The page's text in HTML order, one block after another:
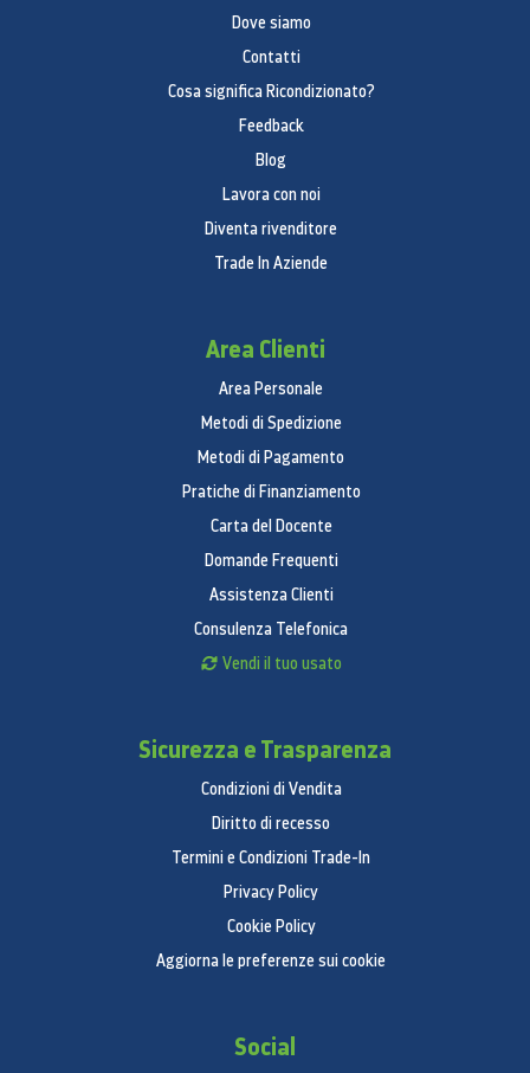
Dove siamo
Contatti
Cosa significa Ricondizionato?
Feedback
Blog
Lavora con noi
Diventa rivenditore
Trade In Aziende
Area Clienti
Area Personale
Metodi di Spedizione
Metodi di Pagamento
Pratiche di Finanziamento
Carta del Docente
Domande Frequenti
Assistenza Clienti
Consulenza Telefonica
Vendi il tuo usato
Sicurezza e Trasparenza
Condizioni di Vendita
Diritto di recesso
Termini e Condizioni Trade-In
Privacy Policy
Cookie Policy
Aggiorna le preferenze sui cookie
Social